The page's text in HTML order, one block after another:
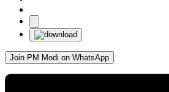
Join PM Modi on WhatsApp